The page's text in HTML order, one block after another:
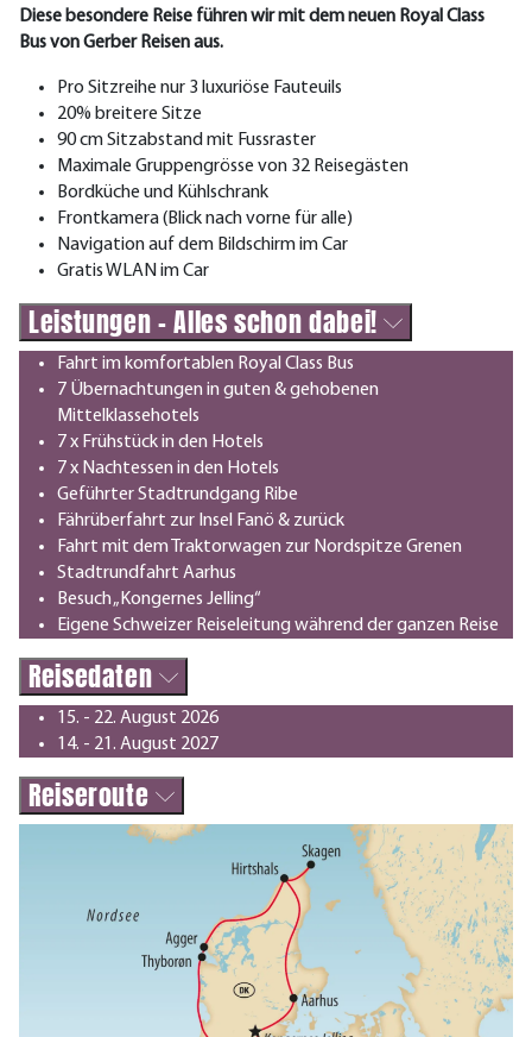
Diese besondere Reise führen wir mit dem neuen Royal Class
Bus von Gerber Reisen aus.
Pro Sitzreihe nur 3 luxuriöse Fauteuils
20% breitere Sitze
90 cm Sitzabstand mit Fussraster
Maximale Gruppengrösse von 32 Reisegästen
Bordküche und Kühlschrank
Frontkamera (Blick nach vorne für alle)
Navigation auf dem Bildschirm im Car
Gratis WLAN im Car
Leistungen - Alles schon dabei!
Fahrt im komfortablen Royal Class Bus
7 Übernachtungen in guten & gehobenen
Mittelklassehotels
7 x Frühstück in den Hotels
7 x Nachtessen in den Hotels
Geführter Stadtrundgang Ribe
Fährüberfahrt zur Insel Fanö & zurück
Fahrt mit dem Traktorwagen zur Nordspitze Grenen
Stadtrundfahrt Aarhus
Besuch „Kongernes Jelling“
Eigene Schweizer Reiseleitung während der ganzen Reise
Reisedaten
15. - 22. August 2026
14. - 21. August 2027
Reiseroute